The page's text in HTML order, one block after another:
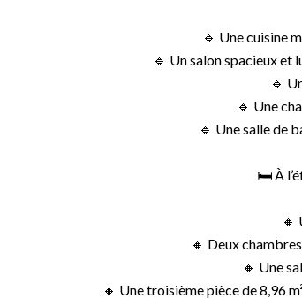
🔹 Une cuisine
🔹 Un salon spacieux et
🔹
🔹 Une
🔹 Une salle de
🛏️ À
🔸
🔸 Deux
🔸 Une
🔸 Une troisième pièce de 8,96